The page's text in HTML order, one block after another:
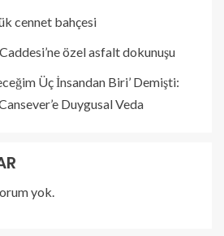
cennet bahçesi
özel asfalt dokunuşu
Üç İnsandan Biri’ Demişti:
Duygusal Veda
yok.